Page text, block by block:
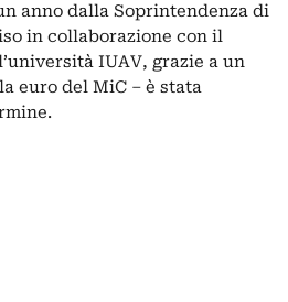
anno dalla Soprintendenza di
in collaborazione con il
IUAV, grazie a un
euro del MiC – è stata